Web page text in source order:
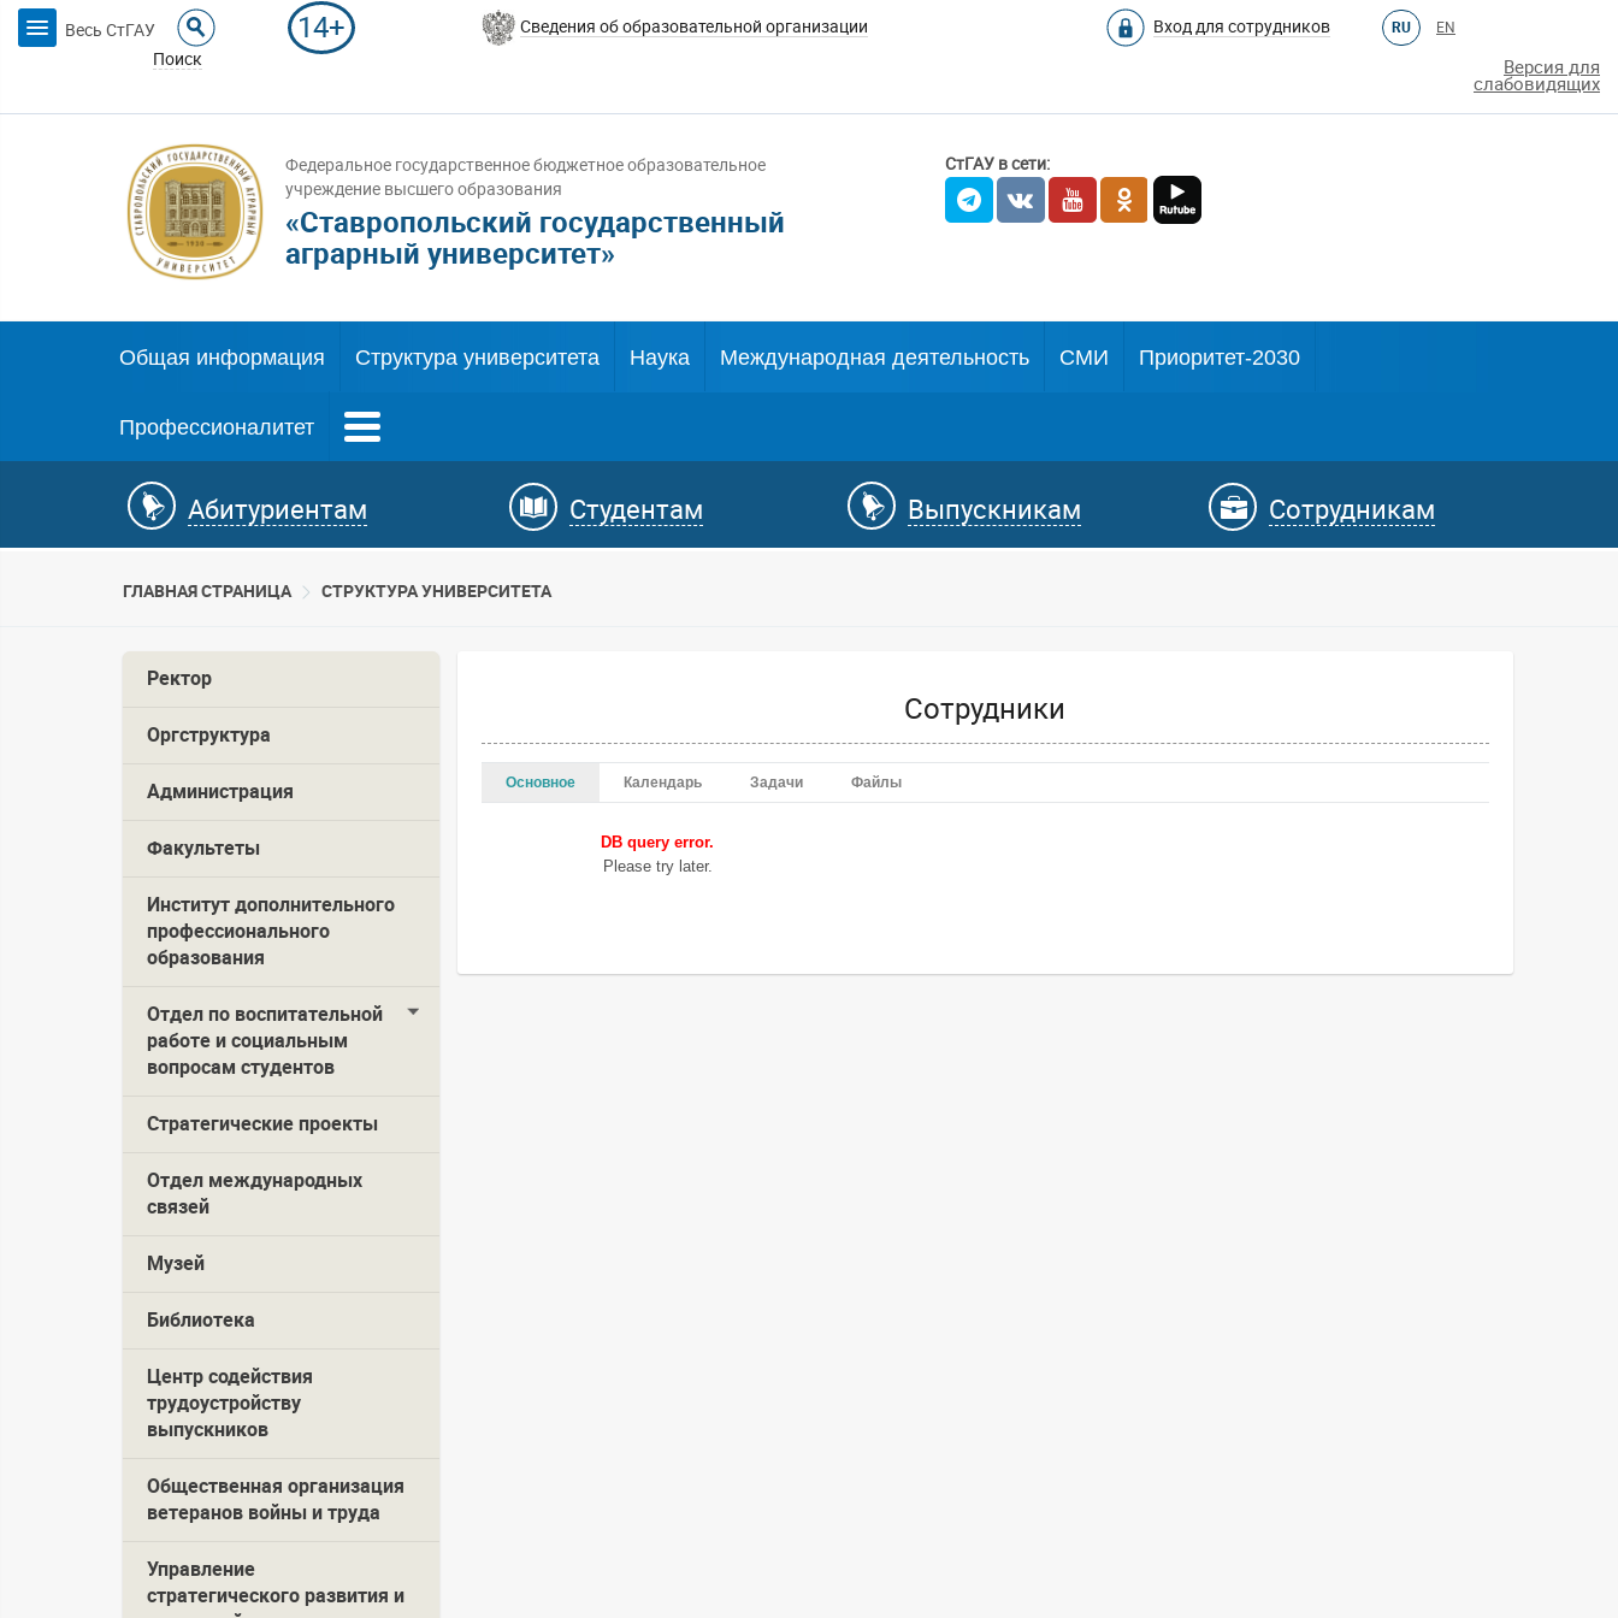
Весь СтГАУ
Поиск
14+ Сведения об образовательной организации Вход для сотрудников RU EN
Версия для
слабовидящих
Федеральное государственное бюджетное образовательное
учреждение высшего образования
«Ставропольский государственный
аграрный университет»
СтГАУ в сети:
Общая информация Структура университета Наука Международная деятельность СМИ Приоритет-2030
Профессионалитет
Абитуриентам Студентам Выпускникам Сотрудникам
ГЛАВНАЯ СТРАНИЦА CТРУКТУРА УНИВЕРСИТЕТА
Ректор
Оргструктура
Администрация
Факультеты
Институт дополнительного
профессионального
образования
Отдел по воспитательной
работе и социальным
вопросам студентов
Стратегические проекты
Отдел международных
связей
Музей
Библиотека
Центр содействия
трудоустройству
выпускников
Общественная организация
ветеранов войны и труда
Управление
стратегического развития и
Сотрудники
Основное Календарь Задачи Файлы
DB query error.
Please try later.